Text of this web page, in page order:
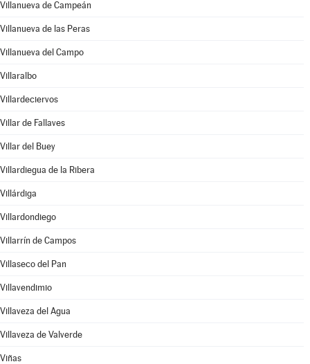
Villanueva de Campeán
Villanueva de las Peras
Villanueva del Campo
Villaralbo
Villardeciervos
Villar de Fallaves
Villar del Buey
Villardiegua de la Ribera
Villárdiga
Villardondiego
Villarrín de Campos
Villaseco del Pan
Villavendimio
Villaveza del Agua
Villaveza de Valverde
Viñas